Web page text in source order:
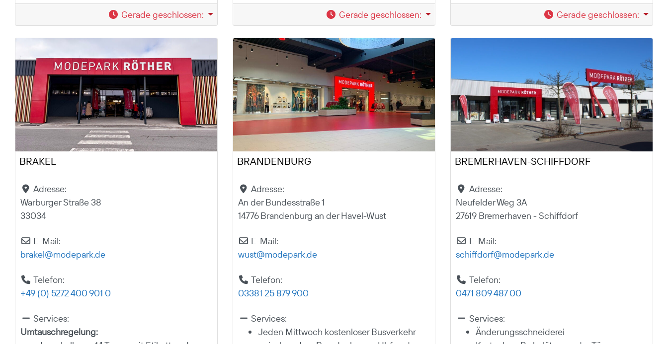
Gerade geschlossen: Gerade geschlossen: Gerade geschlossen:
BRAKEL
Adresse:
Warburger Straße 38
33034
E-Mail:
brakel@modepark.de
Telefon:
+49 (0) 5272 400 901 0
Services:
Umtauschregelung:
BRANDENBURG
Adresse:
An der Bundesstraße 1
14776 Brandenburg an der Havel-Wust
E-Mail:
wust@modepark.de
Telefon:
03381 25 879 900
Services:
Jeden Mittwoch kostenloser Busverkehr
BREMERHAVEN-SCHIFFDORF
Adresse:
Neufelder Weg 3A
27619 Bremerhaven - Schiffdorf
E-Mail:
schiffdorf@modepark.de
Telefon:
0471 809 487 00
Services:
Änderungsschneiderei